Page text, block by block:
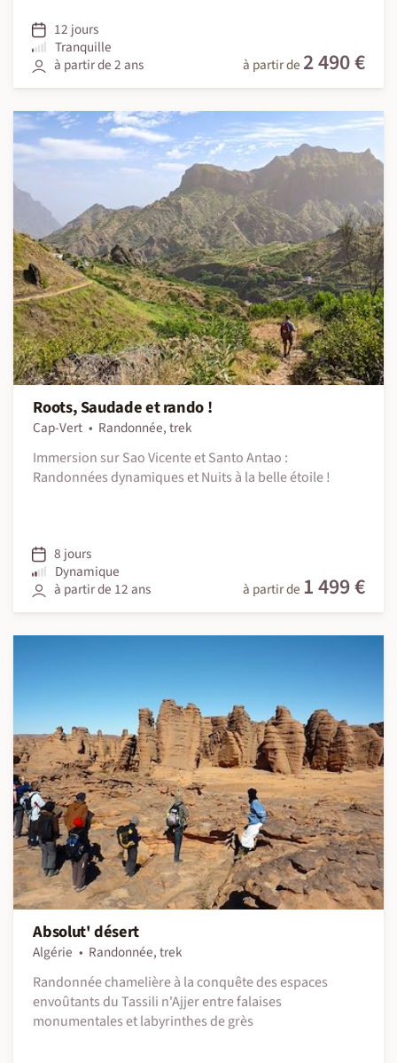
12 jours
Tranquille
à partir de 2 ans
à partir de 2 490 €
Roots, Saudade et rando !
Cap-Vert
Randonnée, trek
Immersion sur Sao Vicente et Santo Antao :
Randonnées dynamiques et Nuits à la belle étoile !
8 jours
Dynamique
à partir de 12 ans
à partir de 1 499 €
Absolut' désert
Algérie
Randonnée, trek
Randonnée chamelière à la conquête des espaces
envoûtants du Tassili n'Ajjer entre falaises
monumentales et labyrinthes de grès